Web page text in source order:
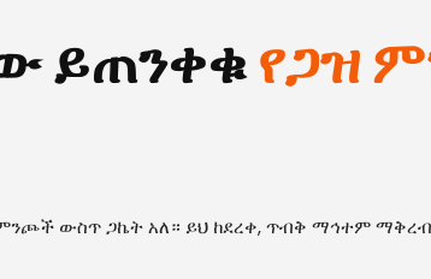
ይጠንቀቁየጋዝ
ምንጮች ውስጥ ጋኬት አለ። ይህ ከደረቀ, ጥብቅ ማኅተም